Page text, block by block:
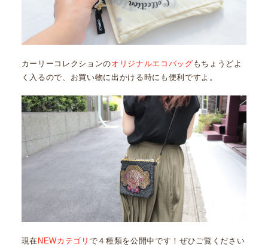
カーリーコレクションのオリジナルエコバッグ もちょうどよ
く入るので、お買い物に出かける時にも便利ですよ。
現在NEWカテゴリ で４種類を公開中です！ぜひご覧ください